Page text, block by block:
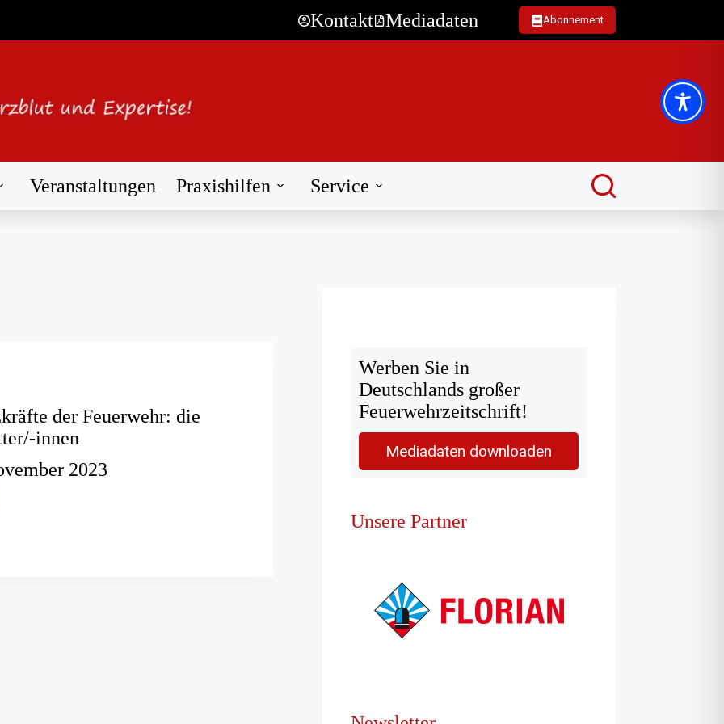
Kontakt Mediadaten Abonnement
Veranstaltungen Praxishilfen Service
der Feuerwehr: die
innen
2023
Werben Sie in
Deutschlands großer
Feuerwehrzeitschrift!
Mediadaten downloaden
Unsere Partner